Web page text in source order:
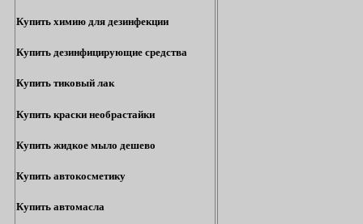
Купить химию для дезинфекции
Купить дезинфицирующие средства
Купить тиковый лак
Купить краски необрастайки
Купить жидкое мыло дешево
Купить автокосметику
Купить автомасла